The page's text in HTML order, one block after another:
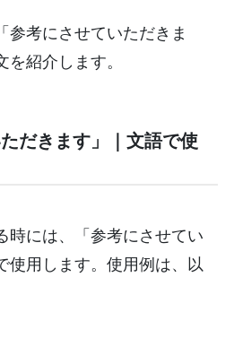
参考にさせていただきま
紹介します。
だきます」｜文語で使
時には、「参考にさせてい
使用します。使用例は、以